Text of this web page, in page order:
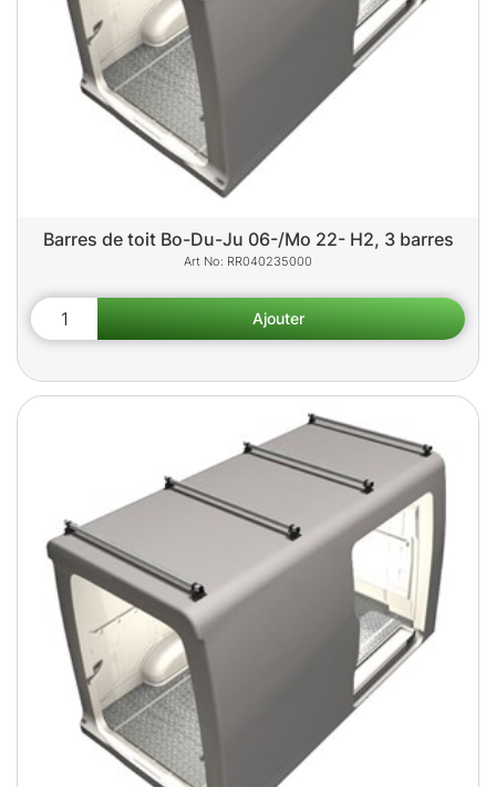
Barres de toit Bo-Du-Ju 06-/Mo 22- H2, 3 barres
RR040235000